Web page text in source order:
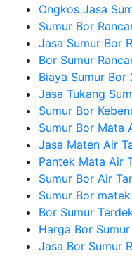
Ongkos Jasa
Sumur Bor
Jasa Sumur Bor
Bor Sumur
Biaya Sumur
Jasa Tukang
Sumur Bor
Sumur Bor Mata
Jasa Maten Air
Pantek Mata Air
Sumur Bor Air
Sumur Bor
Bor Sumur
Harga Bor
Jasa Bor Sumur